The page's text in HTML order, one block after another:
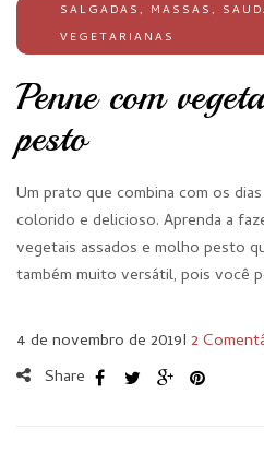
SALGADAS, MASSAS,
VEGETARIANAS
Penne com
pesto
Um prato que combina com os
colorido e delicioso. Aprenda a
vegetais assados e molho pesto
também muito versátil, pois você
4 de novembro de 2019I 2
Share